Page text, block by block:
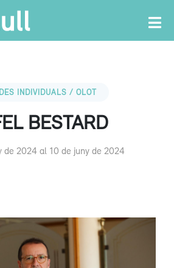
INDIVIDUALS / OLOT
BESTARD
de 2024 al 10 de juny de 2024